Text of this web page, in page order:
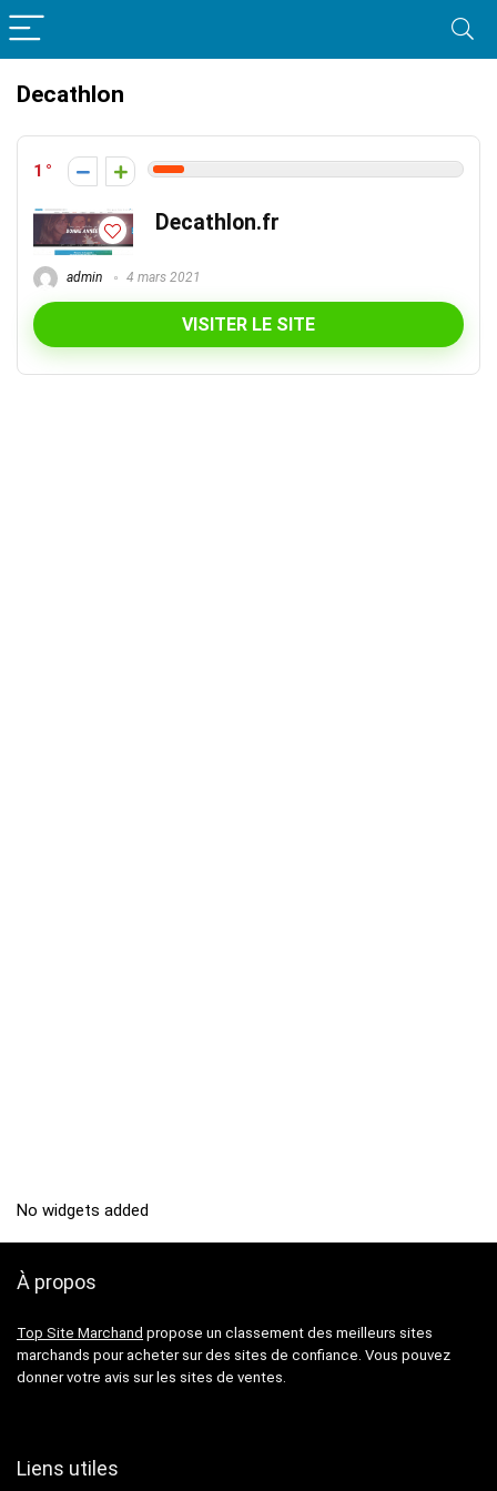
Decathlon
1
Decathlon.fr
admin 4 mars 2021
VISITER LE SITE
No widgets added
À propos
Top Site Marchand propose un classement des meilleurs sites
marchands pour acheter sur des sites de confiance. Vous pouvez
donner votre avis sur les sites de ventes.
Liens utiles